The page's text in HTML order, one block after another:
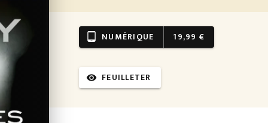
tablet_android NUMÉRIQUE 19,99 €
visibility FEUILLETER